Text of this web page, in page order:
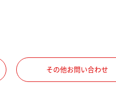
その他お問い合わせ